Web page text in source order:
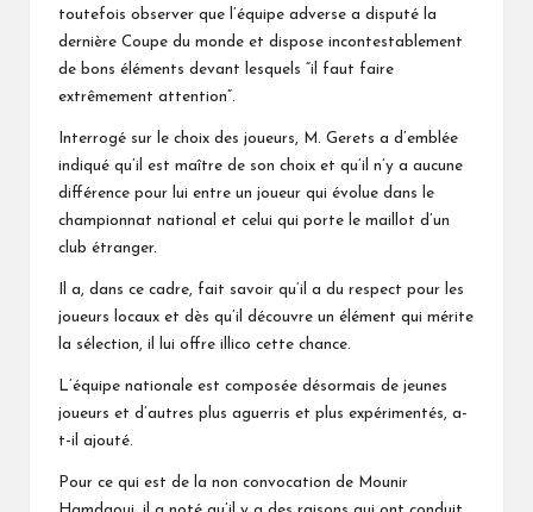
toutefois observer que l’équipe adverse a disputé la
dernière Coupe du monde et dispose incontestablement
de bons éléments devant lesquels “il faut faire
extrêmement attention”.
Interrogé sur le choix des joueurs, M. Gerets a d’emblée
indiqué qu’il est maître de son choix et qu’il n’y a aucune
différence pour lui entre un joueur qui évolue dans le
championnat national et celui qui porte le maillot d’un
club étranger.
Il a, dans ce cadre, fait savoir qu’il a du respect pour les
joueurs locaux et dès qu’il découvre un élément qui mérite
la sélection, il lui offre illico cette chance.
L’équipe nationale est composée désormais de jeunes
joueurs et d’autres plus aguerris et plus expérimentés, a-
t-il ajouté.
Pour ce qui est de la non convocation de Mounir